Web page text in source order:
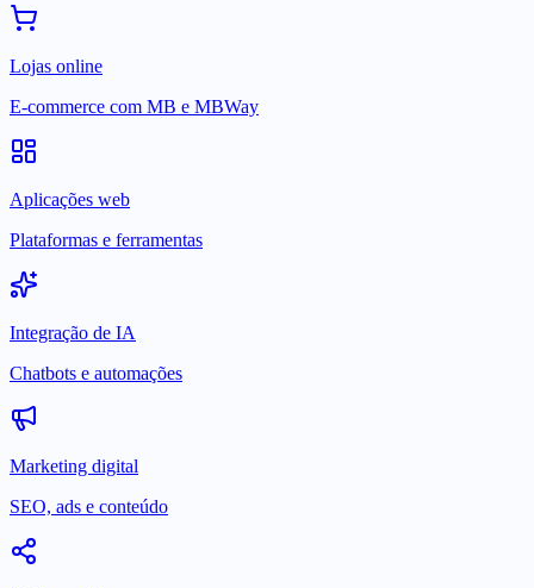
Lojas online
E-commerce com MB e MBWay
Aplicações web
Plataformas e ferramentas
Integração de IA
Chatbots e automações
Marketing digital
SEO, ads e conteúdo